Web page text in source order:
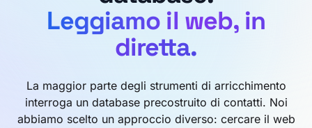
Leggiamo il web, in
diretta.
La maggior parte degli strumenti di arricchimento
interroga un database precostruito di contatti. Noi
abbiamo scelto un approccio diverso: cercare il web